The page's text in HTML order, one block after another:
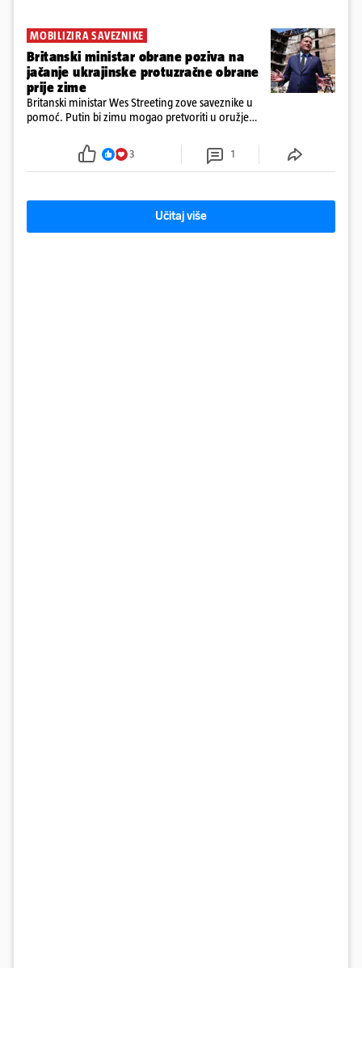
MOBILIZIRA SAVEZNIKE
Britanski ministar obrane poziva na
jačanje ukrajinske protuzračne obrane
prije zime
Britanski ministar Wes Streeting zove saveznike u
pomoć. Putin bi zimu mogao pretvoriti u oružje
jača protuzračna obrana
3 1
Učitaj više